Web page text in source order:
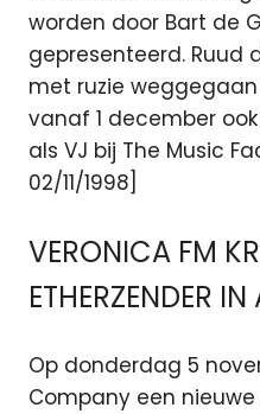
worden door Bart de
gepresenteerd. Ruud
met ruzie weggegaan
vanaf 1 december
als VJ bij The Music
02/11/1998]
VERONICA FM
ETHERZENDER
Op donderdag 5
Company een